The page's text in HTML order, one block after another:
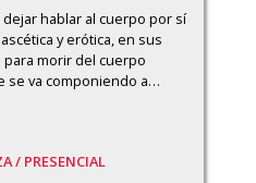
hablar al cuerpo por sí
y erótica, en sus
morir del cuerpo
se va componiendo a…
/ PRESENCIAL